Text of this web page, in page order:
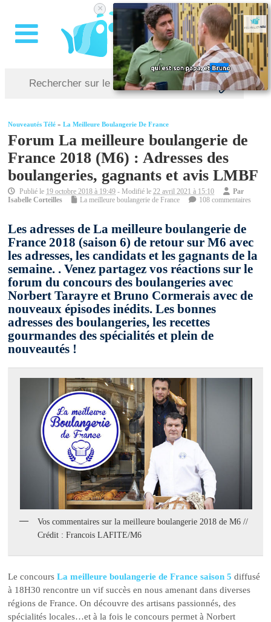
Nouveautés Télé »La Meilleure Boulangerie De France
Forum La meilleure boulangerie de
France 2018 (M6) : Adresses des
boulangeries, gagnants et avis LMBF
Publié le 19 octobre 2018 à 19:49 - Modifié le22 avril 2021 à 15:10
Par
Isabelle Corteilles
La meilleure boulangerie de France 108 commentaires
Les adresses de La meilleure boulangerie de
France 2018 (saison 6) de retour sur M6 avec
les adresses, les candidats et les gagnants de la
semaine. . Venez partagez vos réactions sur le
forum du concours des boulangeries avec
Norbert Tarayre et Bruno Cormerais avec de
nouveaux épisodes inédits. Les bonnes
adresses des boulangeries, les recettes
gourmandes des spécialités et plein de
nouveautés !
Vos commentaires sur la meilleure boulangerie 2018 de M6 //
Crédit : Francois LAFITE/M6
Le concoursLa meilleure boulangerie de France saison 5 diffusé
à 18H30 rencontre un vif succès en nous amenant dans diverses
régions de France. On découvre des artisans passionnés, des
spécialités locales…et à la fois le concours permet à Norbert
×